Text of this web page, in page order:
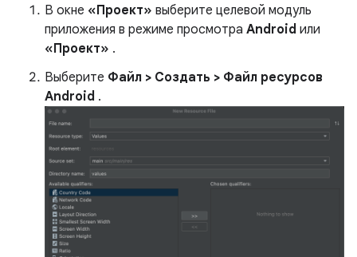
В окне «Проект» выберите целевой модуль
приложения в режиме просмотра Android или
«Проект» .
Выберите Файл > Создать > Файл ресурсов
Android .